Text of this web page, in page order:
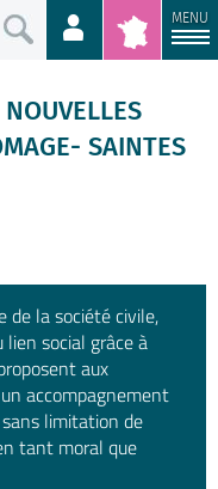
MENU
SAINTES
de la société civile,
social grâce à
aux
accompagnement
limitation de
tant moral que